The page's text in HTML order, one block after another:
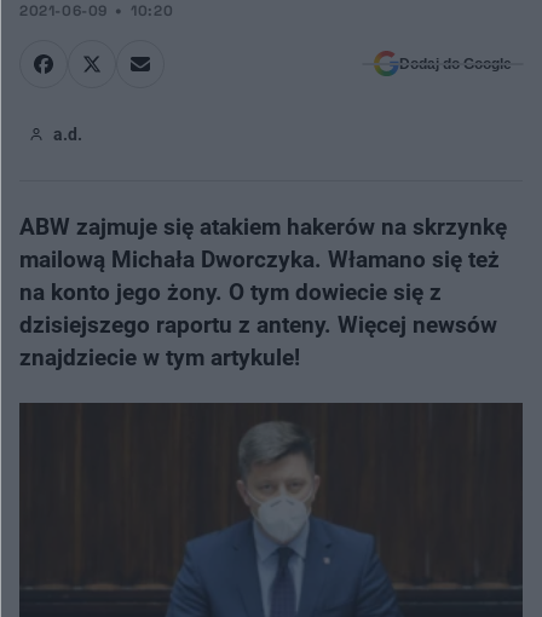
2021-06-09 10:20
Dodaj do Google
a.d.
ABW zajmuje się atakiem hakerów na skrzynkę
mailową Michała Dworczyka. Włamano się też
na konto jego żony. O tym dowiecie się z
dzisiejszego raportu z anteny. Więcej newsów
znajdziecie w tym artykule!